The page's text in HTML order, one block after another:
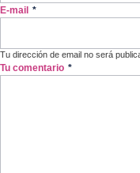
E-mail *
Tu dirección de email no será
Tu comentario *